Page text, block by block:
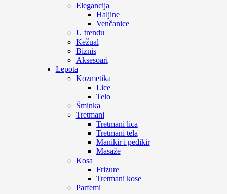
Elegancija
Haljine
Venčanice
U trendu
Kežual
Biznis
Aksesoari
Lepota
Kozmetika
Lice
Telo
Šminka
Tretmani
Tretmani lica
Tretmani tela
Manikir i pedikir
Masaže
Kosa
Frizure
Tretmani kose
Parfemi